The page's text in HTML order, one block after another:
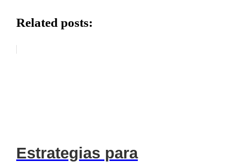
Related posts:
Estrategias para